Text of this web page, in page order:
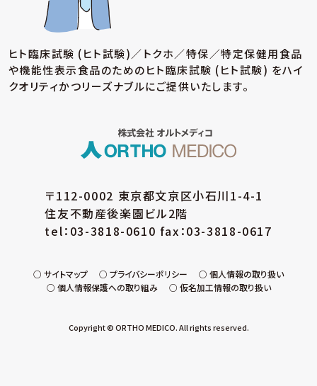
ヒト臨床試験 (ヒト試験)／トクホ／特保／特定保健用食品
や機能性表示食品のためのヒト臨床試験 (ヒト試験) をハイ
クオリティかつリーズナブルにご提供いたします。
〒112-0002 東京都文京区小石川1-4-1
住友不動産後楽園ビル2階
tel：03-3818-0610 fax：03-3818-0617
サイトマップ プライバシーポリシー
個人情報の取り扱い
個人情報保護への取り組み
仮名加工情報の取り扱い
Copyright © ORTHO MEDICO. All rights reserved.